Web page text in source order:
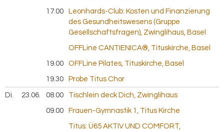
17.00
Leonhards-Club: Kosten und Finanzierung
des Gesundheitswesens (Gruppe
Gesellschaftsfragen), Zwinglihaus, Basel
OFFLine CANTIENICA®, Tituskirche, Basel
19.00 OFFLine Pilates, Tituskirche, Basel
19.30 Probe Titus Chor
Di. 23.06. 2026
08.00 Tischlein deck Dich, Zwinglihaus
09.00 Frauen-Gymnastik 1, Titus Kirche
Titus: Ü65 AKTIV UND COMFORT,